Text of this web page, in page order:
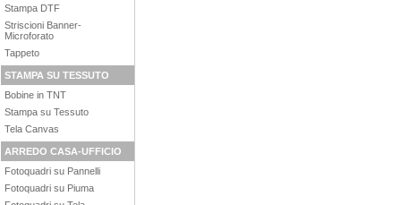
Stampa DTF
Striscioni Banner-
Microforato
Tappeto
STAMPA SU TESSUTO
Bobine in TNT
Stampa su Tessuto
Tela Canvas
ARREDO CASA-UFFICIO
Fotoquadri su Pannelli
Fotoquadri su Piuma